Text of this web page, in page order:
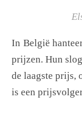
In België hanteert de supermarktketen Colruyt de laagste
prijzen. Hun
de laagste prijs,
is een